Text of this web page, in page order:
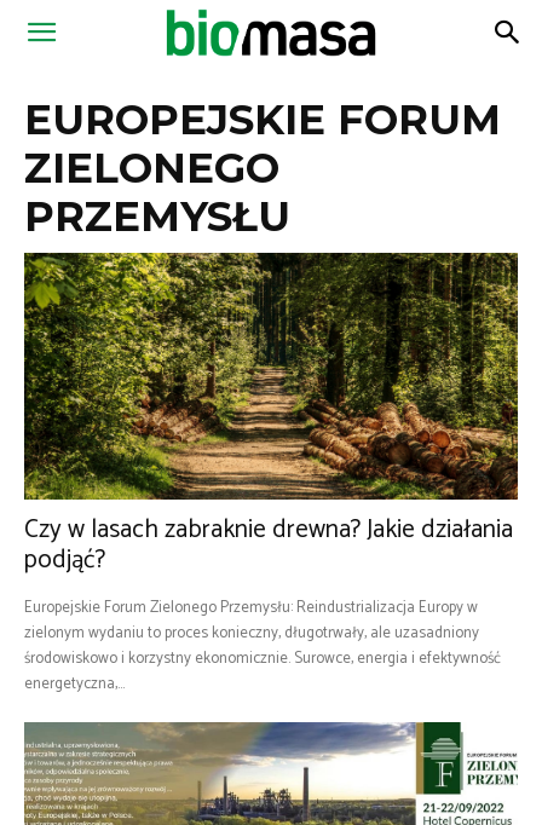
Magazyn
EUROPEJSKIE FORUM
ZIELONEGO
PRZEMYSŁU
Czy w lasach zabraknie drewna? Jakie działania
podjąć?
Europejskie Forum Zielonego Przemysłu: Reindustrializacja Europy w
zielonym wydaniu to proces konieczny, długotrwały, ale uzasadniony
środowiskowo i korzystny ekonomicznie. Surowce, energia i efektywność
energetyczna,...